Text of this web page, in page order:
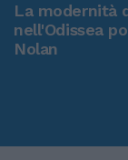
La modernità
nell'Odissea
Nolan